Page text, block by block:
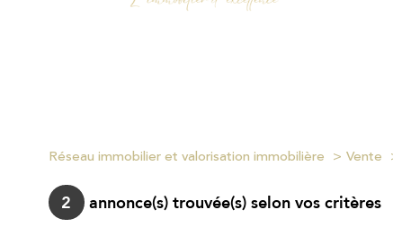
Réseau immobilier et valorisation immobilière Vente
2 annonce(s) trouvée(s) selon vos critères